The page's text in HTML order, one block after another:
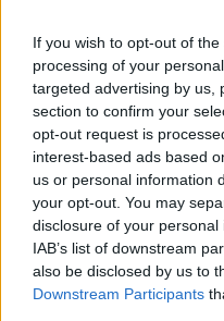
If you wish to opt-out of
processing of your
targeted advertising by us,
section to confirm your
opt-out request is
interest-based ads based
us or personal information
your opt-out. You may
disclosure of your
IAB’s list of downstream
also be disclosed by us to
Downstream Participants
nelle ultime otto giornate la
fatto solo un punto in più del
ne sono state sprecate molte.
Di conseguenza per il turno
giocherà contro il Parma
potrebbe arrivare la
d'anticipo. Vediamo in che
Il prossimo turno, in